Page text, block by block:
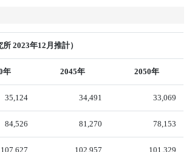
2023年12月推計）
年 2045年 2050年
35,124 34,491 33,069
84,526 81,270 78,153
107,627 102,957 101,329